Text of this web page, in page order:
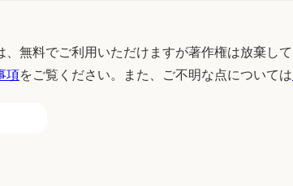
無料でご利用いただけますが著作権は放棄して
項をご覧ください。また、ご不明な点については